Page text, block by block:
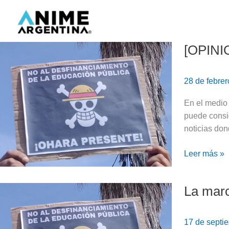
contenido
28 de
En el
puede
noticias
[OPINION]
ES
la
definición
político
Leer más »
La
17 de
La
se